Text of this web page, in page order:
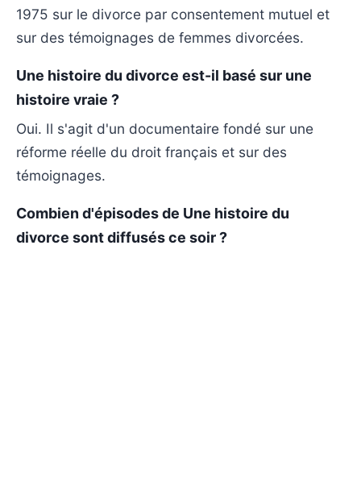
1975 sur le divorce par consentement mutuel et
sur des témoignages de femmes divorcées.
Une histoire du divorce est-il basé sur une
histoire vraie ?
Oui. Il s'agit d'un documentaire fondé sur une
réforme réelle du droit français et sur des
témoignages.
Combien d'épisodes de Une histoire du
divorce sont diffusés ce soir ?